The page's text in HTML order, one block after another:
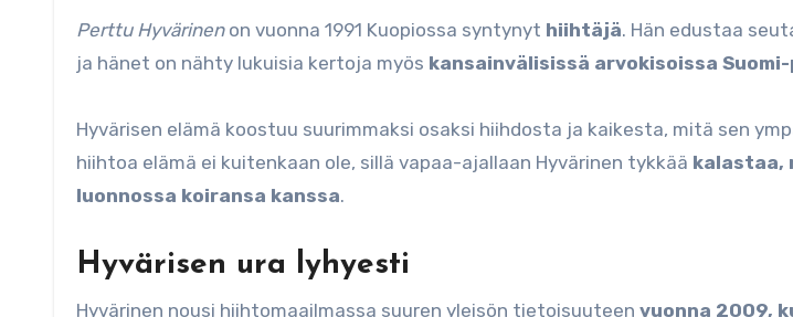
Perttu Hyvärinenon vuonna 1991 Kuopiossa syntynyt hiihtäjä. Hän edustaa
ja hänet on nähty lukuisia kertoja myös kansainvälisissä arvokisoissa
Hyvärisen elämä koostuu suurimmaksi osaksi hiihdosta ja kaikesta, mitä sen
hiihtoa elämä ei kuitenkaan ole, sillä vapaa-ajallaan Hyvärinen tykkää kalastaa,
luonnossa koiransa kanssa.
Hyvärisen ura lyhyesti
Hyvärinen nousi hiihtomaailmassa suuren yleisön tietoisuuteen vuonna 2009,